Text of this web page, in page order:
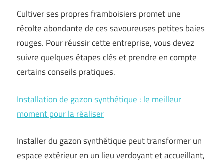
Cultiver ses propres framboisiers promet une
récolte abondante de ces savoureuses petites baies
rouges. Pour réussir cette entreprise, vous devez
suivre quelques étapes clés et prendre en compte
certains conseils pratiques.
Installation de gazon synthétique : le meilleur
moment pour la réaliser
Installer du gazon synthétique peut transformer un
espace extérieur en un lieu verdoyant et accueillant,